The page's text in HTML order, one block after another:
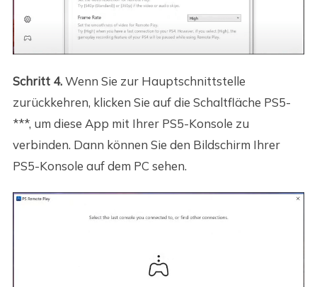
Schritt 4.Wenn Sie zur Hauptschnittstelle
zurückkehren, klicken Sie auf die Schaltfläche PS5-
***, um diese App mit Ihrer PS5-Konsole zu
verbinden. Dann können Sie den Bildschirm Ihrer
PS5-Konsole auf dem PC sehen.